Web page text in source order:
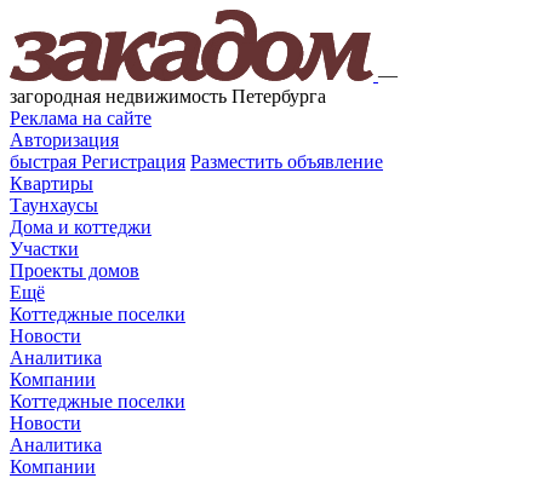
—
загородная недвижимость Петербурга
Реклама на сайте
Авторизация
быстрая Регистрация Разместить объявление
Квартиры
Таунхаусы
Дома и коттеджи
Участки
Проекты домов
Ещё
Коттеджные поселки
Новости
Аналитика
Компании
Коттеджные поселки
Новости
Аналитика
Компании